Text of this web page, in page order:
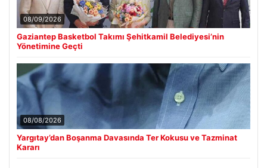
08/09/2026
Gaziantep Basketbol Takımı Şehitkamil Belediyesi’nin
Yönetimine Geçti
08/08/2026
Yargıtay’dan Boşanma Davasında Ter Kokusu ve Tazminat
Kararı